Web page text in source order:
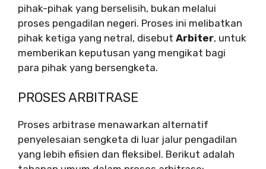
pihak-pihak yang berselisih, bukan melalui
proses pengadilan negeri. Proses ini melibatkan
pihak ketiga yang netral, disebut Arbiter, untuk
memberikan keputusan yang mengikat bagi
para pihak yang bersengketa.
PROSES ARBITRASE
Proses arbitrase menawarkan alternatif
penyelesaian sengketa di luar jalur pengadilan
yang lebih efisien dan fleksibel. Berikut adalah